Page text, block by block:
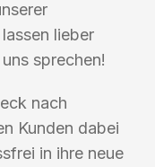
lieber
sprechen!
nach
Kunden dabei
in ihre neue